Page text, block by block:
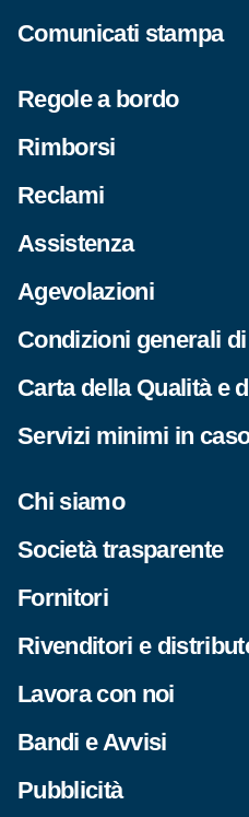
Comunicati stampa
Regole a bordo
Rimborsi
Reclami
Assistenza
Agevolazioni
Condizioni generali
Carta della Qualità e
Servizi minimi in
Chi siamo
Società trasparente
Fornitori
Rivenditori e
Lavora con noi
Bandi e Avvisi
Pubblicità